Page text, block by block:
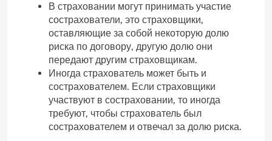
В страховании могут принимать участие
сострахователи, это страховщики,
оставляющие за собой некоторую долю
риска по договору, другую долю они
передают другим страховщикам.
Иногда страхователь может быть и
сострахователем. Если страховщики
участвуют в состраховании, то иногда
требуют, чтобы страхователь был
сострахователем и отвечал за долю риска.